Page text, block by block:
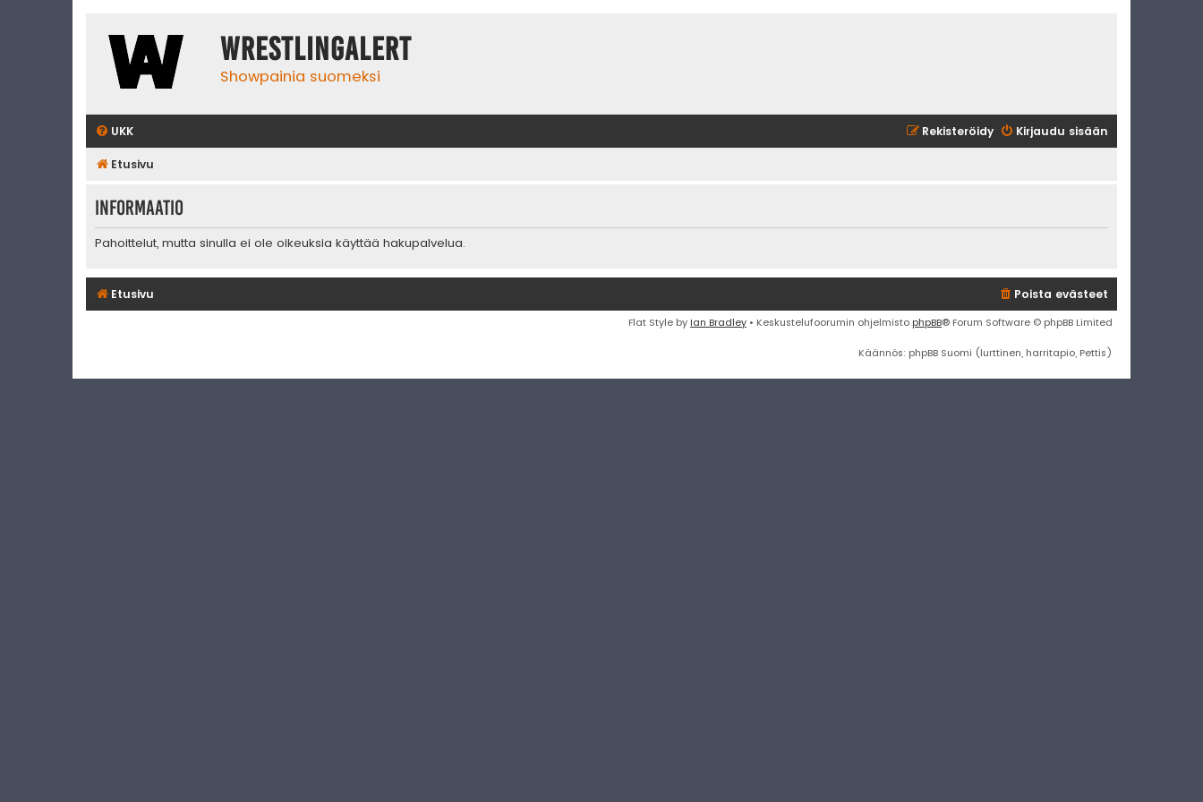
WrestlingAlert
Showpainia suomeksi
UKK Kirjaudu sisään
Rekisteröidy
Etusivu
Informaatio
Pahoittelut, mutta sinulla ei ole oikeuksia käyttää hakupalvelua.
Etusivu Poista evästeet
Flat Style by Ian Bradley • Keskustelufoorumin ohjelmisto phpBB® Forum Software © phpBB Limited
Käännös: phpBB Suomi (lurttinen, harritapio, Pettis)